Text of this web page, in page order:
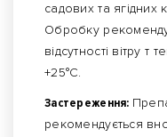
садових та ягідних
Обробку
відсутності вітру
+25°С.
Застереження:
рекомендується